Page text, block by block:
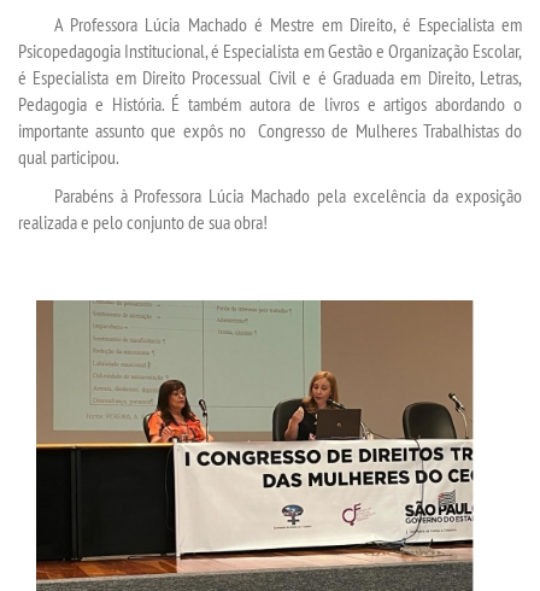
EDITAL
PUBLICAÇÕES
DESTAQUES
REVISTAS ELETRÔNICAS
UNIESP NEWS
REPOSITÓRIO
REGULAMENTOS
A Professora Lúcia Machado é Mestre em Direito, é Especialista em
Psicopedagogia Institucional, é Especialista em Gestão e Organização Escolar,
é Especialista em Direito Processual Civil e é Graduada em Direito, Letras,
Pedagogia e História. É também autora de livros e artigos abordando o
importante assunto que expôs no Congresso de Mulheres Trabalhistas do
qual participou.
Parabéns à Professora Lúcia Machado pela excelência da exposição
realizada e pelo conjunto de sua obra!